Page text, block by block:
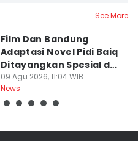
See More
Film Dan Bandung
Adaptasi Novel Pidi Baiq
Ditayangkan Spesial di
Jogja
09 Agu 2026, 11:04 WIB
News